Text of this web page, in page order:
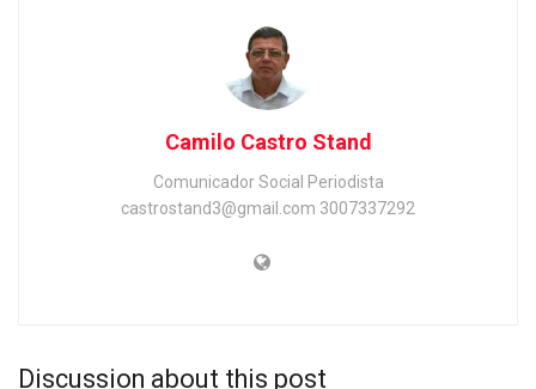
Camilo Castro Stand
Comunicador Social Periodista
castrostand3@gmail.com 3007337292
Discussion about this post